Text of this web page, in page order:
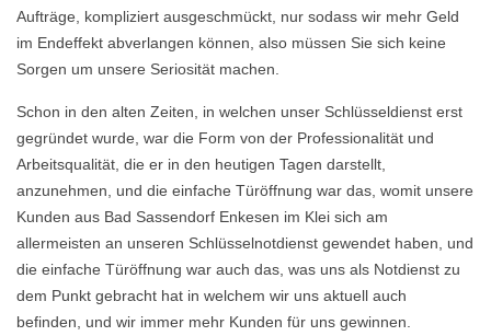
Aufträge, kompliziert ausgeschmückt, nur sodass wir mehr Geld
im Endeffekt abverlangen können, also müssen Sie sich keine
Sorgen um unsere Seriosität machen.
Schon in den alten Zeiten, in welchen unser Schlüsseldienst erst
gegründet wurde, war die Form von der Professionalität und
Arbeitsqualität, die er in den heutigen Tagen darstellt,
anzunehmen, und die einfache Türöffnung war das, womit unsere
Kunden aus Bad Sassendorf Enkesen im Klei sich am
allermeisten an unseren Schlüsselnotdienst gewendet haben, und
die einfache Türöffnung war auch das, was uns als Notdienst zu
dem Punkt gebracht hat in welchem wir uns aktuell auch
befinden, und wir immer mehr Kunden für uns gewinnen.